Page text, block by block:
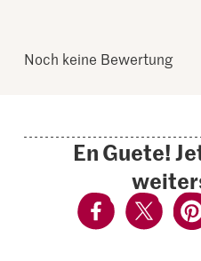
Noch keine Bewertung
En Guete!